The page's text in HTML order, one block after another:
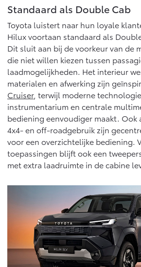
Standaard als Double Cab
Toyota luistert naar hun loyale
Hilux voortaan standaard als
Dit sluit aan bij de voorkeur van de
die niet willen kiezen tussen
laadmogelijkheden. Het interieur
materialen en afwerking zijn
Cruiser, terwijl moderne
instrumentarium en centrale
bediening eenvoudiger maakt. Ook
4x4- en off-roadgebruik zijn
voor een overzichtelijke bediening.
toepassingen blijft ook een
met extra laadruimte in de cabine